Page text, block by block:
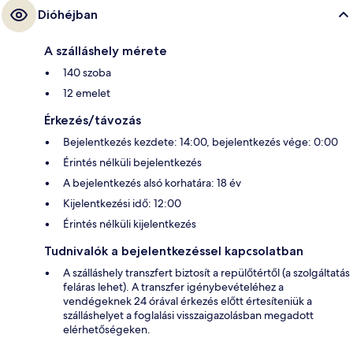
Dióhéjban
A szálláshely mérete
140 szoba
12 emelet
Érkezés/távozás
Bejelentkezés kezdete: 14:00, bejelentkezés vége: 0:00
Érintés nélküli bejelentkezés
A bejelentkezés alsó korhatára: 18 év
Kijelentkezési idő: 12:00
Érintés nélküli kijelentkezés
Tudnivalók a bejelentkezéssel kapcsolatban
A szálláshely transzfert biztosít a repülőtértől (a szolgáltatás
feláras lehet). A transzfer igénybevételéhez a
vendégeknek 24 órával érkezés előtt értesíteniük a
szálláshelyet a foglalási visszaigazolásban megadott
elérhetőségeken.